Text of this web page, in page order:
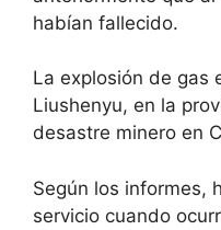
habían fallecido.
La explosión de gas
Liushenyu, en la
desastre minero en
Según los informes,
servicio cuando